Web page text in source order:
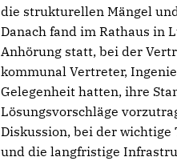
die strukturellen Mängel
Danach fand im Rathaus in
Anhörung statt, bei der
kommunal Vertreter,
Gelegenheit hatten, ihre
Lösungsvorschläge
Diskussion, bei der wichtige
und die langfristige